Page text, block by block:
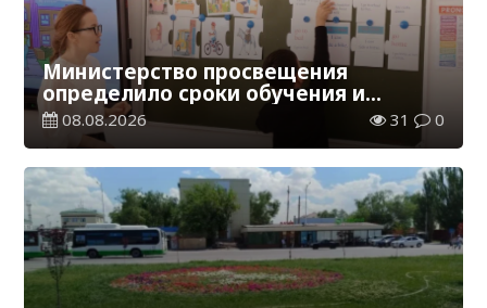
Министерство просвещения
определило сроки обучения и
каникул на 2026-2027 учебный год
08.08.2026 31 0